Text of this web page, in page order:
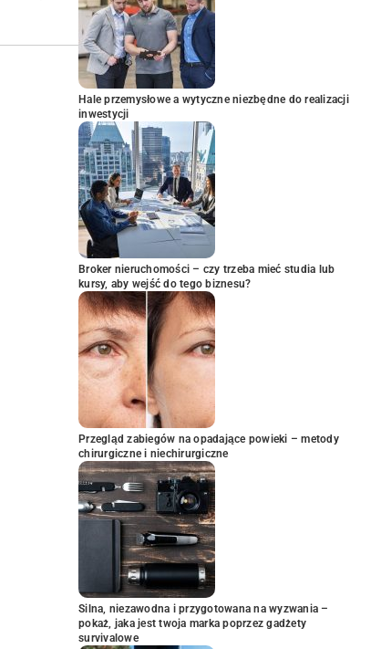
Hale przemysłowe a wytyczne niezbędne do realizacji
inwestycji
Broker nieruchomości – czy trzeba mieć studia lub
kursy, aby wejść do tego biznesu?
Przegląd zabiegów na opadające powieki – metody
chirurgiczne i niechirurgiczne
Silna, niezawodna i przygotowana na wyzwania –
pokaż, jaka jest twoja marka poprzez gadżety
survivalowe